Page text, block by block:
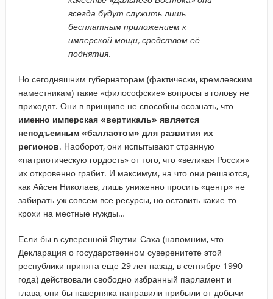
всегда будут служить лишь
бесплатным приложением к
имперской мощи, средством её
поднятия.
Но сегодняшним губернаторам (фактически, кремлевским
наместникам) такие «философские» вопросы в голову не
приходят. Они в принципе не способны осознать, что
именно имперская «вертикаль» является
неподъемным «балластом» для развития их
регионов. Наоборот, они испытывают странную
«патриотическую гордость» от того, что «великая Россия»
их откровенно грабит. И максимум, на что они решаются,
как Айсен Николаев, лишь униженно просить «центр» не
забирать уж совсем все ресурсы, но оставить какие-то
крохи на местные нужды…
Если бы в суверенной Якутии-Саха (напомним, что
Декларация о государственном суверенитете этой
республики принята еще 29 лет назад, в сентябре 1990
года) действовали свободно избранный парламент и
глава, они бы наверняка направили прибыли от добычи